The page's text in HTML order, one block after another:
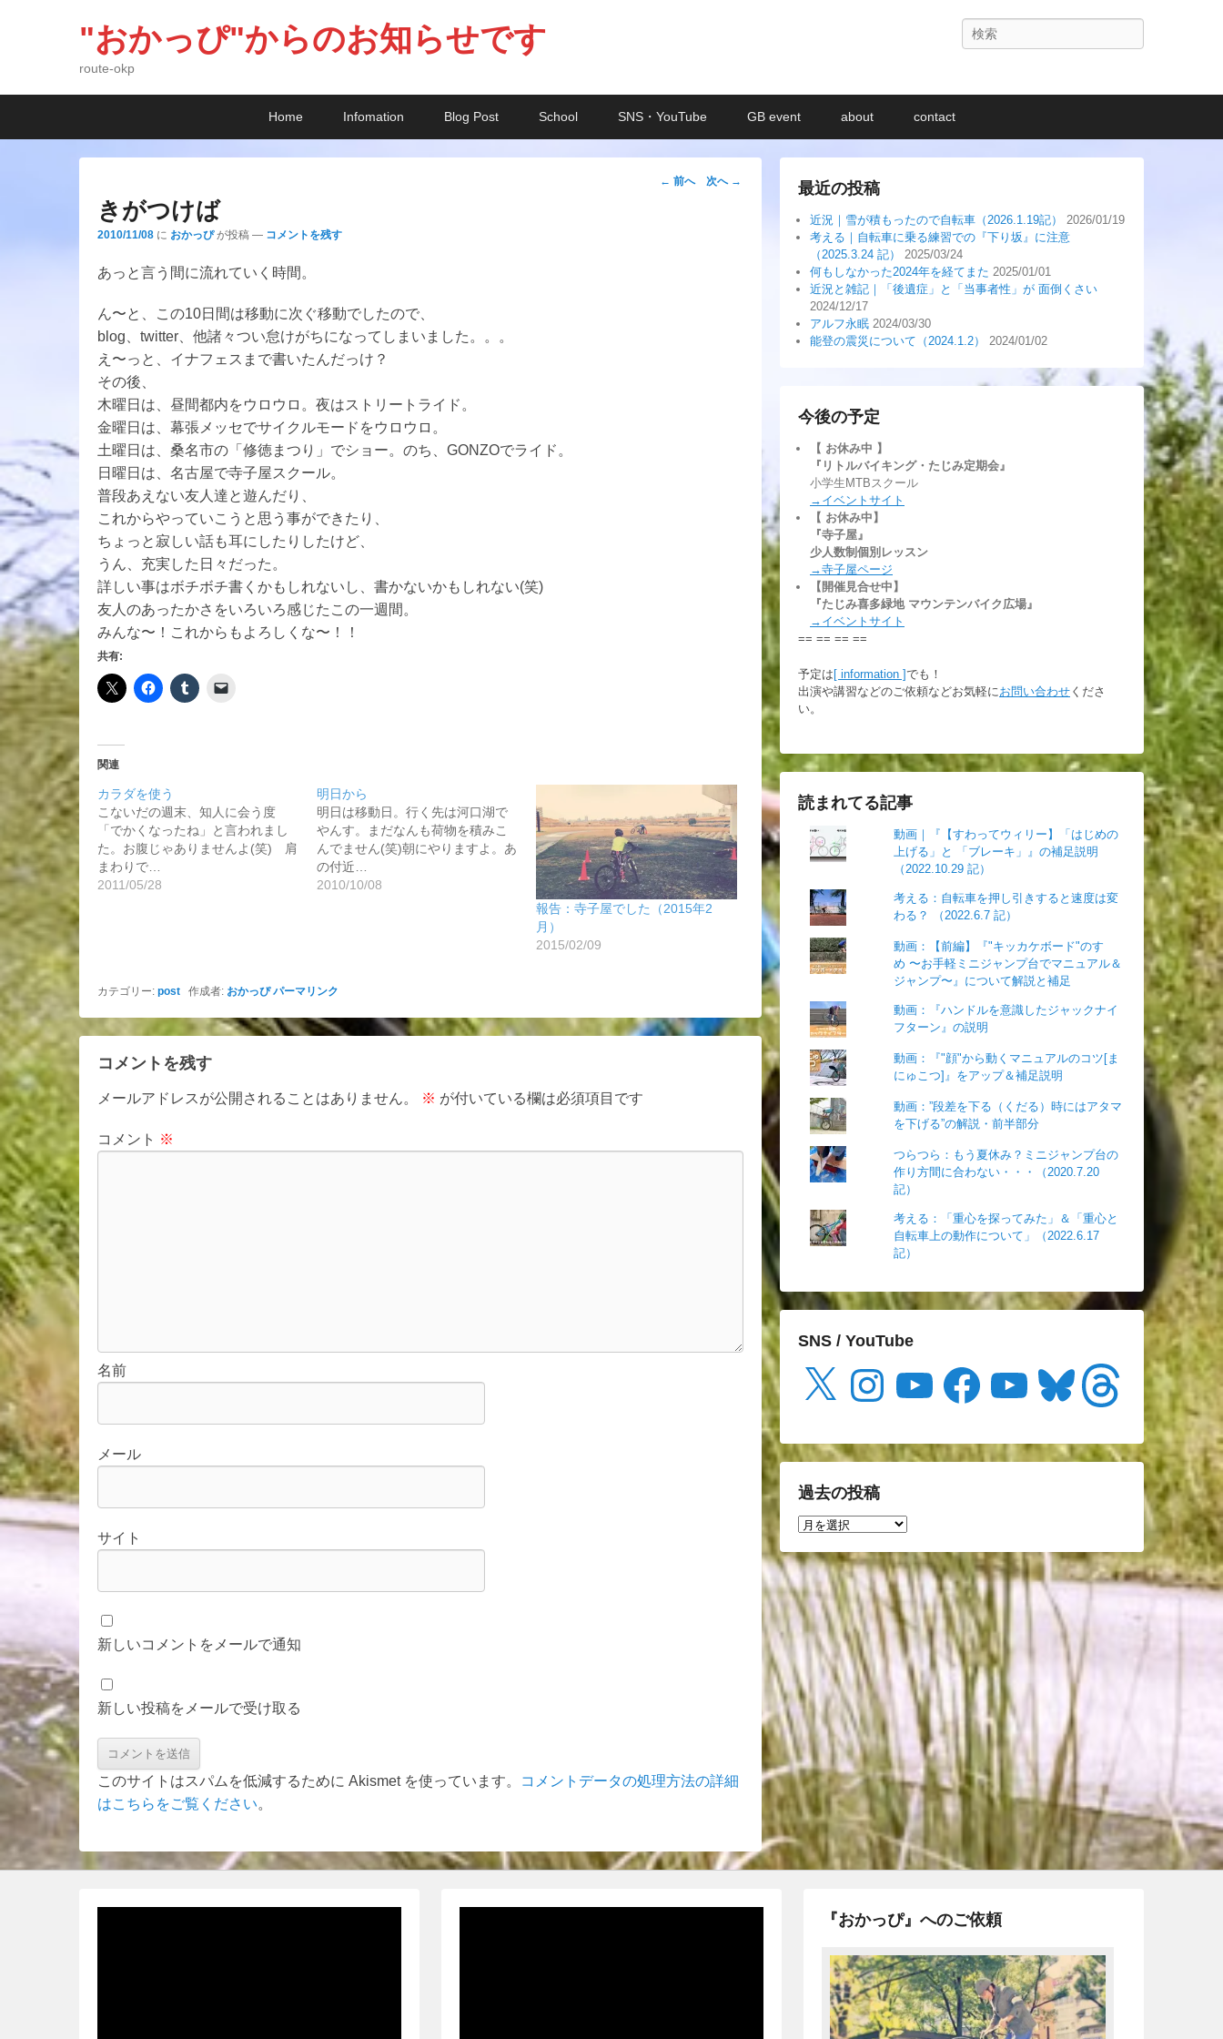
"おかっぴ"からのお知らせです
route-okp
索
Home Infomation Blog Post School SNS・YouTube GB event about contact
投
← 前へ 次へ →
きがつけば
2010/11/08 に おかっぴ が投稿 — コメントを残す
あっと言う間に流れていく時間。
ん〜と、この10日間は移動に次ぐ移動でしたので、
blog、twitter、他諸々つい怠けがちになってしまいました。。。
え〜っと、イナフェスまで書いたんだっけ？
その後、
木曜日は、昼間都内をウロウロ。夜はストリートライド。
金曜日は、幕張メッセでサイクルモードをウロウロ。
土曜日は、桑名市の「修徳まつり」でショー。のち、GONZOでライド。
日曜日は、名古屋で寺子屋スクール。
普段あえない友人達と遊んだり、
これからやっていこうと思う事ができたり、
ちょっと寂しい話も耳にしたりしたけど、
うん、充実した日々だった。
詳しい事はボチボチ書くかもしれないし、書かないかもしれない(笑)
友人のあったかさをいろいろ感じたこの一週間。
みんな〜！これからもよろしくな〜！！
共有:
関連
カラダを使う
こないだの週末、知人に会う度
「でかくなったね」と言われまし
た。お腹じゃありませんよ(笑) 肩
まわりで…
2011/05/28
明日から
明日は移動日。行く先は河口湖で
やんす。まだなんも荷物を積みこ
んでません(笑)朝にやりますよ。あ
の付近…
2010/10/08
報告：寺子屋でした（2015年2
月）
2015/02/09
カテゴリー: post 作成者: おかっぴ パーマリンク
コメントを残す
メールアドレスが公開されることはありません。 ※ が付いている欄は必須項目です
コメント ※
名前
メール
サイト
新しいコメントをメールで通知
新しい投稿をメールで受け取る
このサイトはスパムを低減するために Akismet を使っています。
コメントデータの処理方法の詳細
はこちらをご覧ください。
最近の投稿
近況｜雪が積もったので自転車（2026.1.19記）
2026/01/19
考える｜自転車に乗る練習での『下り坂』に注意
（2025.3.24 記）
2025/03/24
何もしなかった2024年を経てまた 2025/01/01
近況と雑記｜「後遺症」と「当事者性」が 面倒くさい
2024/12/17
アルフ永眠 2024/03/30
能登の震災について（2024.1.2）
2024/01/02
今後の予定
【 お休み中 】
『リトルバイキング・たじみ定期会』
小学生MTBスクール
→イベントサイト
【 お休み中】
『寺子屋』
少人数制個別レッスン
→寺子屋ページ
【開催見合せ中】
『たじみ喜多緑地 マウンテンバイク広場』
→イベントサイト
== == == ==
予定は [ information ]でも！
出演や講習などのご依頼などお気軽にお問い合わせ くださ
い。
読まれてる記事
動画｜『【すわってウィリー】「はじめの
上げる」と 「ブレーキ」』の補足説明
（2022.10.29 記）
考える：自転車を押し引きすると速度は変
わる？ （2022.6.7 記）
動画：【前編】『"キッカケボード"のすゝ
め 〜お手軽ミニジャンプ台でマニュアル＆
ジャンプ〜』について解説と補足
動画：『ハンドルを意識したジャックナイ
フターン』の説明
動画：『"顔"から動くマニュアルのコツ[ま
にゅこつ]』をアップ＆補足説明
動画：”段差を下る（くだる）時にはアタマ
を下げる”の解説・前半部分
つらつら：もう夏休み？ミニジャンプ台の
作り方間に合わない・・・（2020.7.20
記）
考える：「重心を探ってみた」＆「重心と
自転車上の動作について」（2022.6.17
記）
SNS / YouTube
Instagram Facebook Bluesky Threads
過去の投稿
過
の
投
稿
『おかっぴ』へのご依頼